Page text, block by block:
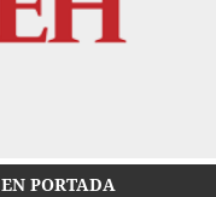
EN PORTADA